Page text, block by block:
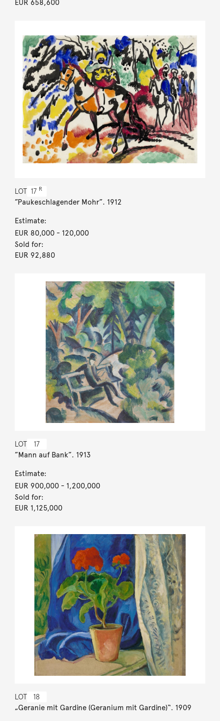
EUR 658,600
LOT 17 R
”Paukeschlagender Mohr”. 1912
Estimate:
EUR 80,000- 120,000
Sold for:
EUR 92,880
LOT 17
”Mann auf Bank”. 1913
Estimate:
EUR 900,000- 1,200,000
Sold for:
EUR 1,125,000
LOT 18
„Geranie mit Gardine (Geranium mit Gardine)“. 1909